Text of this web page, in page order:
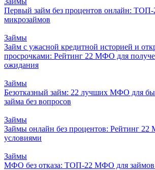
Первый займ без процентов онлайн:
микрозаймов
Займы
Займ с ужасной кредитной историей и
просрочками: Рейтинг 22 МФО для
ожидания
Займы
Безотказный займ: 22 лучших МФО для
займа без вопросов
Займы
Займы онлайн без процентов: Рейтинг
условиями
Займы
МФО без отказа: ТОП-22 МФО для займов